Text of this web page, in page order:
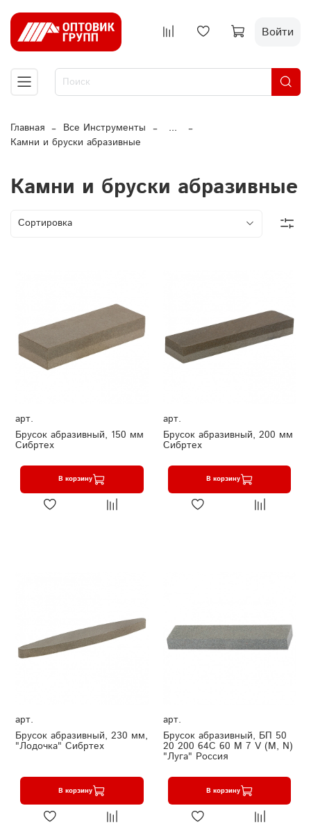
Войти
Главная Все Инструменты
...
Камни и бруски абразивные
Камни и бруски абразивные
арт.
Брусок абразивный, 150 мм
Сибртех
В корзину
арт.
Брусок абразивный, 200 мм
Сибртех
В корзину
арт.
Брусок абразивный, 230 мм,
"Лодочка" Сибртех
В корзину
арт.
Брусок абразивный, БП 50
20 200 64С 60 М 7 V (M, N)
"Луга" Россия
В корзину